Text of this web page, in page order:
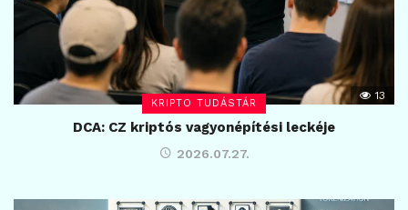
KRIPTO TUDÁSTÁR
13
DCA: CZ kriptós vagyonépítési leckéje
2026.07.27.